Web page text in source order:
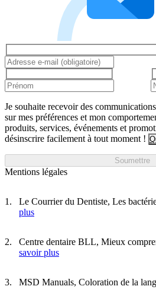
Je souhaite recevoir des
sur mes préférences et mon
produits, services, événements et
désinscrire facilement à tout moment !
Soumettre
Mentions légales
Le Courrier du Dentiste, Les
plus
Centre dentaire BLL, Mieux
savoir plus
MSD Manuals, Coloration de la